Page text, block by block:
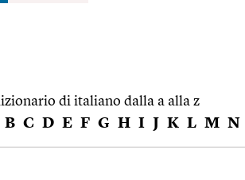
di italiano dalla a alla z
B C D E F G H I J K L M N